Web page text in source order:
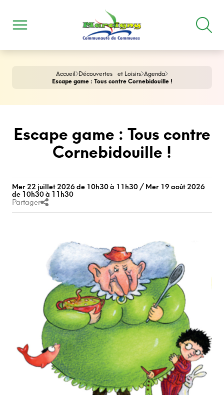
Accueil Découvertes et Loisirs Agenda
Escape game : Tous contre Cornebidouille !
Escape game : Tous contre
Cornebidouille !
Mer 22 juillet 2026 de 10h30 à 11h30 / Mer 19 août 2026
de 10h30 à 11h30
Partager